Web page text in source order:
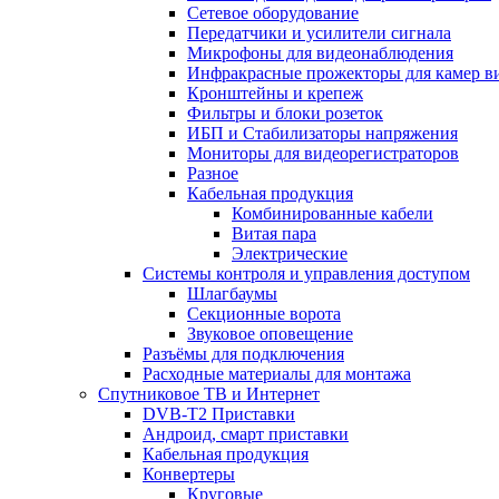
Сетевое оборудование
Передатчики и усилители сигнала
Микрофоны для видеонаблюдения
Инфракрасные прожекторы для камер
Кронштейны и крепеж
Фильтры и блоки розеток
ИБП и Стабилизаторы напряжения
Мониторы для видеорегистраторов
Разное
Кабельная продукция
Комбинированные кабели
Витая пара
Электрические
Системы контроля и управления доступом
Шлагбаумы
Секционные ворота
Звуковое оповещение
Разъёмы для подключения
Расходные материалы для монтажа
Спутниковое ТВ и Интернет
DVB-Т2 Приставки
Андроид, смарт приставки
Кабельная продукция
Конвертеры
Круговые